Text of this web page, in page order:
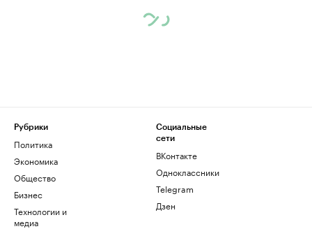
Рубрики
Политика
Экономика
Общество
Бизнес
Технологии и
медиа
Социальные
сети
ВКонтакте
Одноклассники
Telegram
Дзен